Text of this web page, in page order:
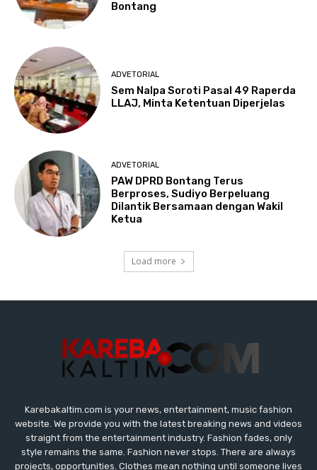
Karebakaltim.com is your news, entertainment, music fashion
website. We provide you with the latest breaking news and videos
straight from the entertainment industry. Fashion fades, only
style remains the same. Fashion never stops. There are always
projects, opportunities. Clothes mean nothing until someone lives